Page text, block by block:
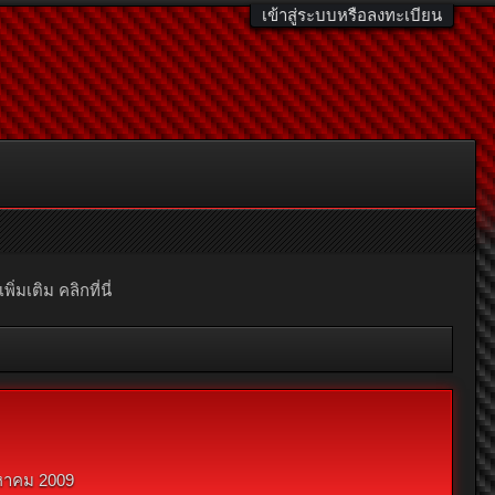
เข้าสู่ระบบหรือลงทะเบียน
พิ่มเติม คลิกที่นี่
คม 2009